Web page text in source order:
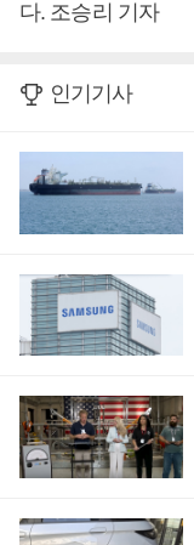
다. 조승리 기자
인기기사